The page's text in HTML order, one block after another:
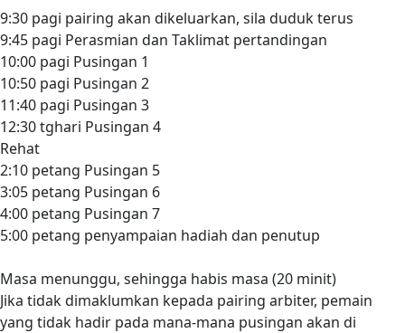
9:30 pagi pairing akan dikeluarkan, sila duduk terus
9:45 pagi Perasmian dan Taklimat pertandingan
10:00 pagi Pusingan 1
10:50 pagi Pusingan 2
11:40 pagi Pusingan 3
12:30 tghari Pusingan 4
Rehat
2:10 petang Pusingan 5
3:05 petang Pusingan 6
4:00 petang Pusingan 7
5:00 petang penyampaian hadiah dan penutup
Masa menunggu, sehingga habis masa (20 minit)
Jika tidak dimaklumkan kepada pairing arbiter, pemain
yang tidak hadir pada mana-mana pusingan akan di